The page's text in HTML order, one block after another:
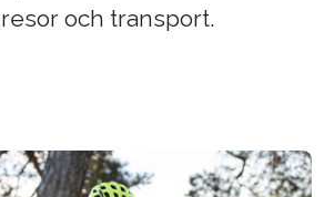
och transport.